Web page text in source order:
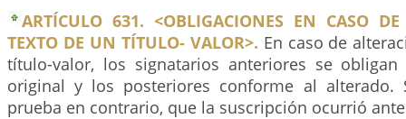
ARTÍCULO 631. <OBLIGACIONES EN CASO
TEXTO DE UN TÍTULO- VALOR>. En caso de
título-valor, los signatarios anteriores se
original y los posteriores conforme al alterado.
prueba en contrario, que la suscripción ocurrió